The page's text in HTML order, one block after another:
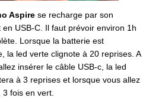
Aspire se recharge par son
USB-C. Il faut prévoir environ 1h
Lorsque la batterie est
la led verte clignote à 20 reprises. A
insérer le câble USB-c, la led
à 3 reprises et lorsque vous allez
3 fois en vert.